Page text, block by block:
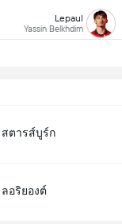
Lepaul
Yassin Belkhdim
สตารส์บูร์ก
ลอริยองต์